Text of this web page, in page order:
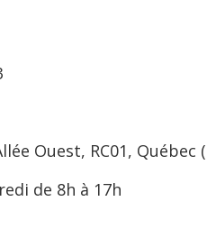
Ouest, RC01, Québec
de 8h à 17h